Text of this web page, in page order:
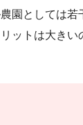
園としては若
ットは大きい